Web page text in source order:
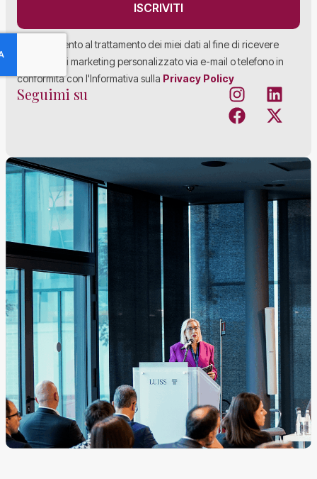
Acconsento al trattamento dei miei dati al fine di ricevere
materiale di marketing personalizzato via e-mail o telefono in
conformità con l'Informativa sulla Privacy Policy
ISCRIVITI
Seguimi su